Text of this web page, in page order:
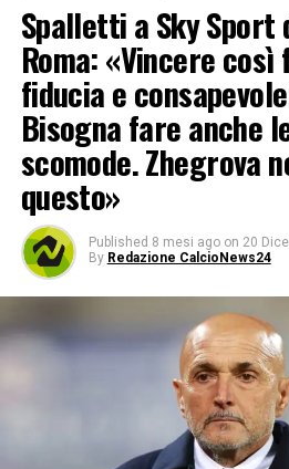
Spalletti a Sky Sport
Roma: «Vincere
fiducia e
Bisogna fare anche
scomode. Zhegrova
questo»
Published 8 mesi ago on 20
By Redazione CalcioNews24